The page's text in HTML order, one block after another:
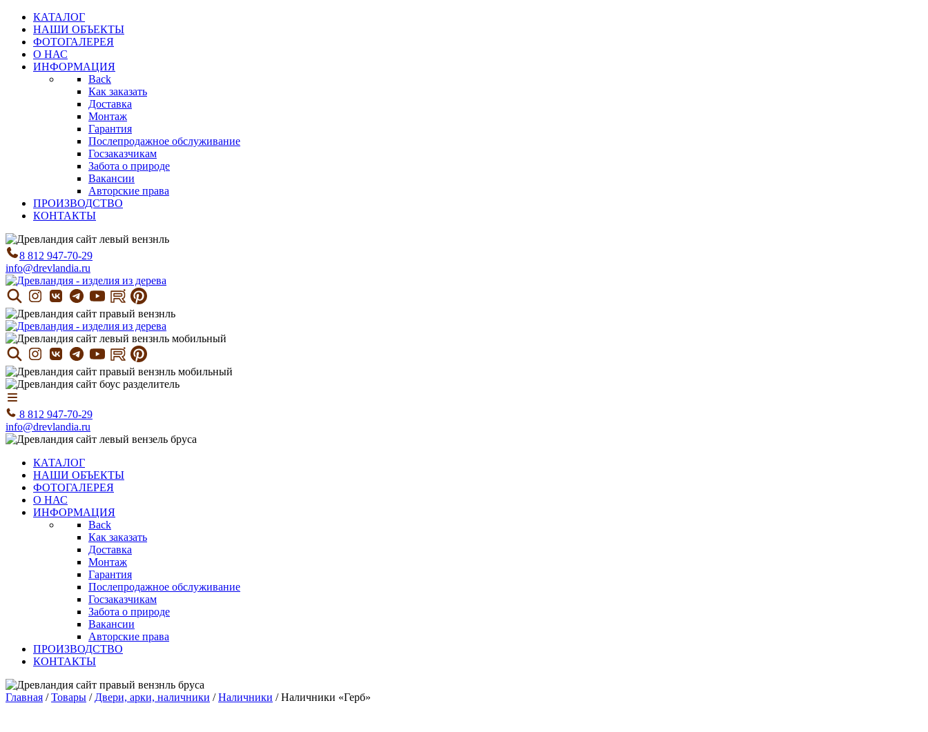
КАТАЛОГ
НАШИ ОБЪЕКТЫ
ФОТОГАЛЕРЕЯ
О НАС
ИНФОРМАЦИЯ
Back
Как заказать
Доставка
Монтаж
Гарантия
Послепродажное обслуживание
Госзаказчикам
Забота о природе
Вакансии
Авторские права
ПРОИЗВОДСТВО
КОНТАКТЫ
8 812 947-70-29
info@drevlandia.ru
8 812 947-70-29
info@drevlandia.ru
КАТАЛОГ
НАШИ ОБЪЕКТЫ
ФОТОГАЛЕРЕЯ
О НАС
ИНФОРМАЦИЯ
Back
Как заказать
Доставка
Монтаж
Гарантия
Послепродажное обслуживание
Госзаказчикам
Забота о природе
Вакансии
Авторские права
ПРОИЗВОДСТВО
КОНТАКТЫ
Главная /Товары / Двери, арки, наличники /Наличники /Наличники «Герб»